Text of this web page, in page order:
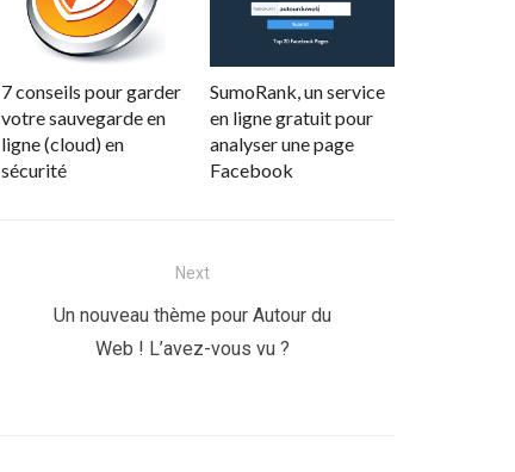
7 conseils pour garder
votre sauvegarde en
ligne (cloud) en
sécurité
SumoRank, un service
en ligne gratuit pour
analyser une page
Facebook
Next
Next
Un nouveau thème pour Autour du
Web ! L’avez-vous vu ?